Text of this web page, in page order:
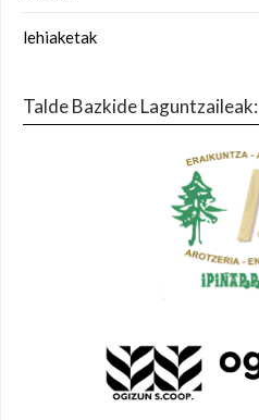
lehiaketak
Talde Bazkide Laguntzaileak: